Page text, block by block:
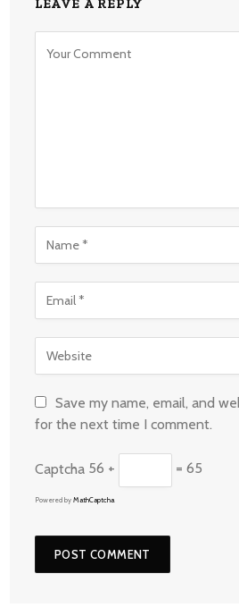
Save my name, email, and
for the next time I comment.
Captcha 56 + = 65
Powered by MathCaptcha